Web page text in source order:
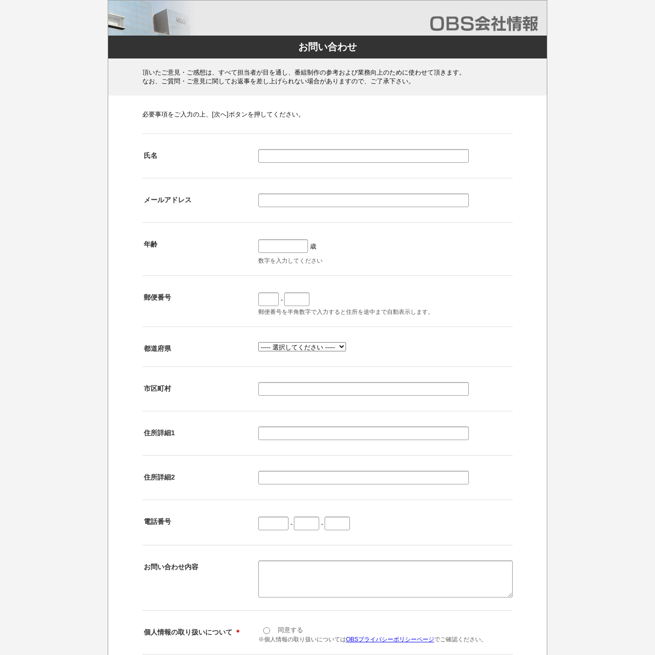
お問い合わせ
頂いたご意見・ご感想は、すべて担当者が目を通し、番組制作の参考および業務向上のために使わせて頂きます。
なお、ご質問・ご意見に関してお返事を差し上げられない場合がありますので、ご了承下さい。
必要事項をご入力の上、[次へ]ボタンを押してください。
氏名
メールアドレス
年齢 歳
数字を入力してください
郵便番号 -
郵便番号を半角数字で入力すると住所を途中まで自動表示します。
都道府県
市区町村
住所詳細1
住所詳細2
電話番号 - -
お問い合わせ内容
個人情報の取り扱いについて ＊ 同意する
※個人情報の取り扱いについてはOBSプライバシーポリシーページでご確認ください。